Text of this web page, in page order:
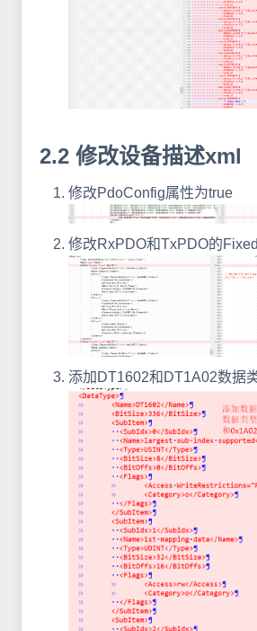
2.2 修改设备描述xml
修改PdoConfig属性为true
修改RxPDO和TxPDO的
添加DT1602和DT1A02数据